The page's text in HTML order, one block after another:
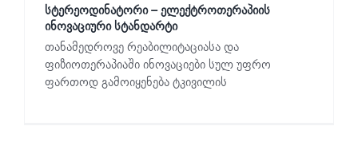
სტერეოდინატორი – ელექტროთერაპიის
ინოვაციური სტანდარტი
თანამედროვე რეაბილიტაციასა და
ფიზიოთერაპიაში ინოვაციები სულ უფრო
ფართოდ გამოიყენება ტკივილის